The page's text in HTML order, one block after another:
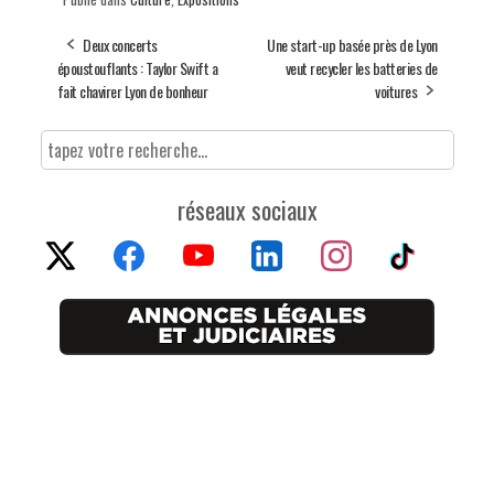
Deux concerts
époustouflants : Taylor Swift a
fait chavirer Lyon de bonheur
Une start-up basée près de Lyon
veut recycler les batteries de
voitures
réseaux sociaux